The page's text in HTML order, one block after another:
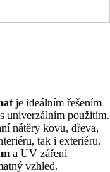
je ideálním řešením
s univerzálním použitím.
nátěry kovu, dřeva,
tak i exteriéru.
a UV záření
vzhled.